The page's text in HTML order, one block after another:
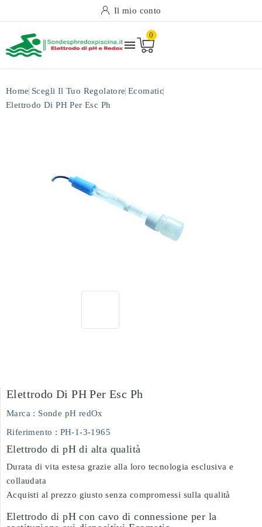
Il mio conto

0
Home Scegli Il Tuo Regolatore Ecomatic
Elettrodo Di PH Per Esc Ph
Elettrodo Di PH Per Esc Ph
Marca : Sonde pH redOx
Riferimento : PH-1-3-1965
Elettrodo di pH di alta qualità
Durata di vita estesa grazie alla loro tecnologia esclusiva e
collaudata
Acquisti al prezzo giusto senza compromessi sulla qualità
Elettrodo di pH con cavo di connessione per la